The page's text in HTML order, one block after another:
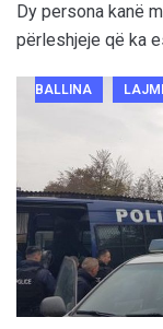
Dy persona kanë
përleshjeje që ka
BALLINA